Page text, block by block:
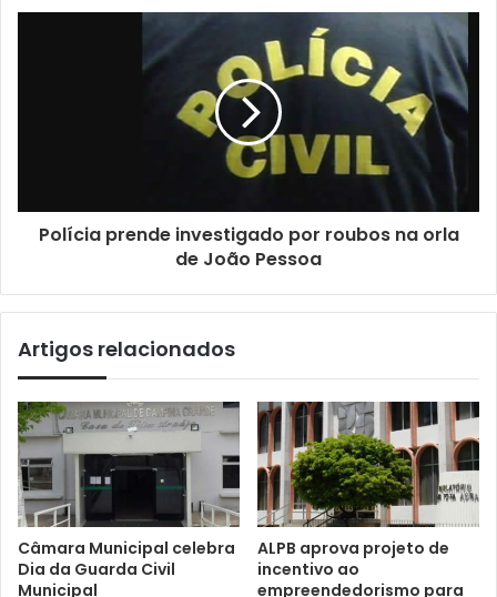
Polícia prende investigado por roubos na orla
de João Pessoa
Artigos relacionados
Câmara Municipal celebra
Dia da Guarda Civil
Municipal
ALPB aprova projeto de
incentivo ao
empreendedorismo para